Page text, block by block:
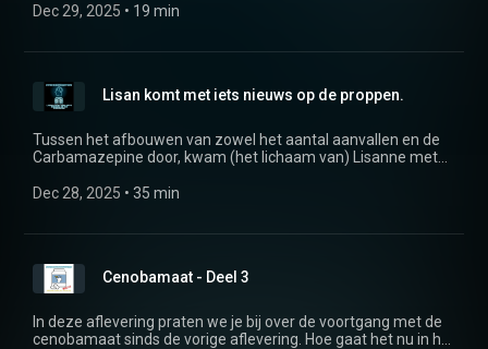
gedaan?
Dec 29, 2025 • 19 min
Lisan komt met iets nieuws op de proppen.
Tussen het afbouwen van zowel het aantal aanvallen en de
Carbamazepine door, kwam (het lichaam van) Lisanne met
ziekenhuisopname en nóg meer medicijnen. In deze
Dec 28, 2025 • 35 min
Cenobamaat - Deel 3
In deze aflevering praten we je bij over de voortgang met de
cenobamaat sinds de vorige aflevering. Hoe gaat het nu in het